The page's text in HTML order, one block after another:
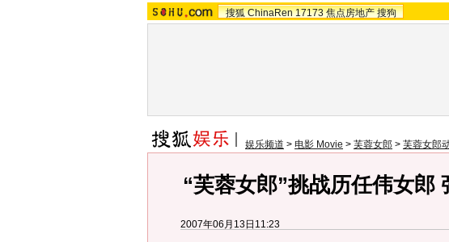
搜狐 ChinaRen 17173 焦点房地产 搜狗
娱乐频道 > 电影 Movie > 芙蓉女郎 > 芙蓉女郎
“芙蓉女郎”挑战历任伟女郎
2007年06月13日11:23